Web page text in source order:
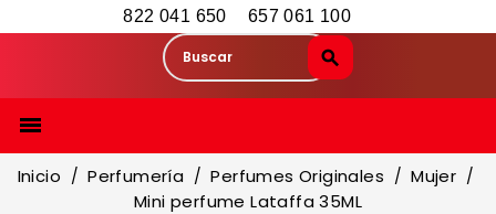
822 041 650 657 061 100

Inicio Perfumería Perfumes Originales
Mujer
Mini perfume Lataffa 35ML